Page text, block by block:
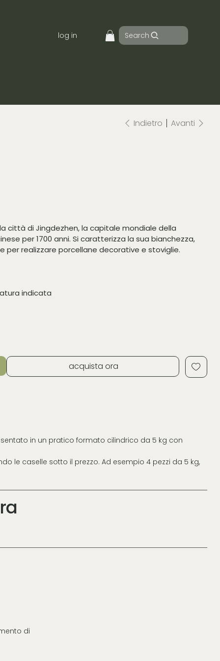
log in Search
Indietro Avanti
città di Jingdezhen, la capitale mondiale della
per 1700 anni. Si caratterizza la sua bianchezza,
per realizzare porcellane decorative e stoviglie.
indicata
acquista ora
in un pratico formato cilindrico da 5 kg con
le caselle sotto il prezzo. Ad esempio 4 pezzi da 5 kg,
di